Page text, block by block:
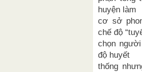
huyện làm
cơ sở
chế độ
chọn
độ huyết
thống